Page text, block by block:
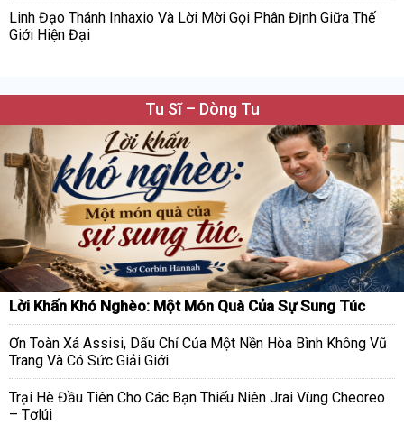
Linh Đạo Thánh Inhaxio Và Lời Mời Gọi Phân Định Giữa Thế
Giới Hiện Đại
Tu Sĩ – Dòng Tu
Lời Khấn Khó Nghèo: Một Món Quà Của Sự Sung Túc
Ơn Toàn Xá Assisi, Dấu Chỉ Của Một Nền Hòa Bình Không Vũ
Trang Và Có Sức Giải Giới
Trại Hè Đầu Tiên Cho Các Bạn Thiếu Niên Jrai Vùng Cheoreo
– Tơlúi